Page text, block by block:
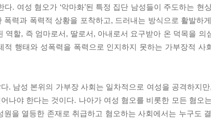
. 여성 혐오가 ‘악마화’된 특정 집단 남성들이 주도하는 현
력과 폭력적 상황을 포착하고, 드러내는 방식으로 활발하
할, 즉 엄마로서, 딸로서, 아내로서 요구받아 온 덕목을 의
행태와 성폭력을 폭력으로 인지하지 못하는 가부장적 사
. 남성 본위의 가부장 사회는 일차적으로 여성을 공격하지
나야 한다는 것이다. 나아가 여성 혐오를 비롯한 모든 혐오
을 열등한 존재로 취급하고 혐오하는 사회에서는 누구도